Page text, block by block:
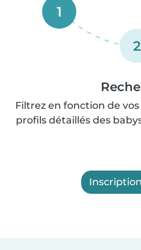
1
2
Filtrez en fonction de
profils détaillés des